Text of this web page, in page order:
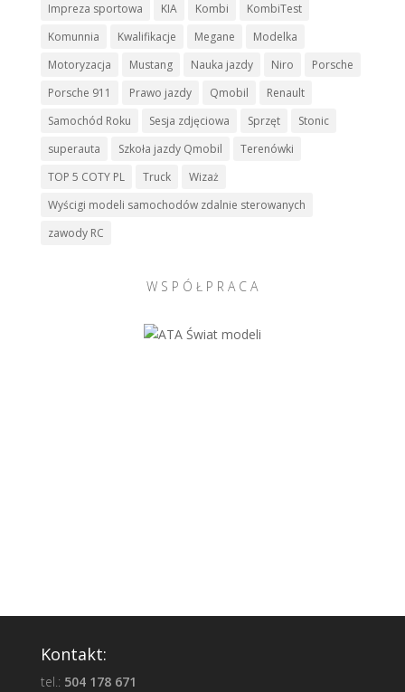
Impreza sportowa
KIA Kombi
KombiTest
Komunnia
Kwalifikacje Megane
Modelka
Motoryzacja
Mustang Nauka jazdy Niro
Porsche
Porsche 911
Prawo jazdy Qmobil
Renault
Samochód Roku
Sesja zdjęciowa Sprzęt
Stonic
superauta
Szkoła jazdy Qmobil
Terenówki
TOP 5 COTY PL
Truck
Wizaż
Wyścigi modeli samochodów zdalnie sterowanych
zawody RC
W S P Ó Ł P R A C A
Kontakt:
tel.: 504 178 671